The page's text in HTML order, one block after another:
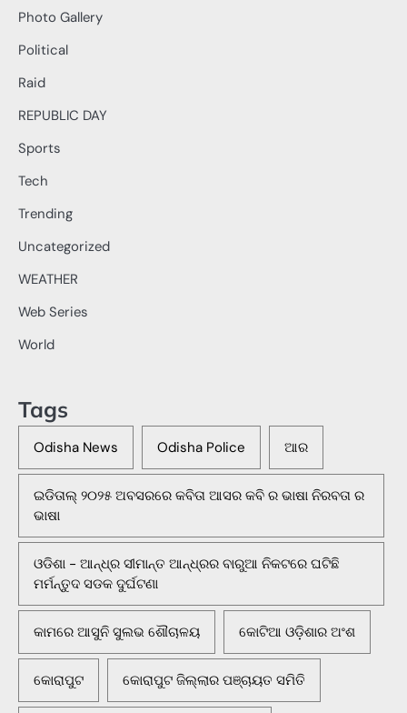
Photo Gallery
Political
Raid
REPUBLIC DAY
Sports
Tech
Trending
Uncategorized
WEATHER
Web Series
World
Tags
Odisha News Odisha Police ଆର
ଇଡିତାଲ୍ ୨୦୨୫ ଅବସରରେ କବିତା ଆସର କବି ର ଭାଷା ନିରବତା ର
ଭାଷା
ଓଡିଶା - ଆନ୍ଧ୍ର ସୀମାନ୍ତ ଆନ୍ଧ୍ରର ବାରୁଆ ନିକଟରେ ଘଟିଛି
ମର୍ମନ୍ତୁଦ ସଡକ ଦୁର୍ଘଟଣା
କାମରେ ଆସୁନି ସୁଲଭ ଶୌଚାଳୟ କୋଟିଆ ଓଡ଼ିଶାର ଅଂଶ
କୋରାପୁଟ କୋରାପୁଟ ଜିଲ୍ଲାର ପଞ୍ଚାୟତ ସମିତି